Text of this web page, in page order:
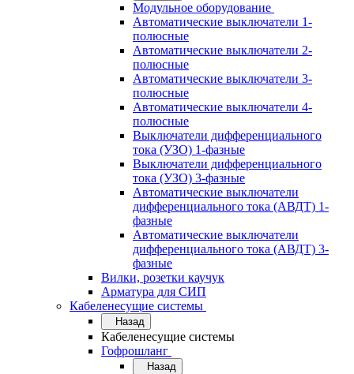
Модульное оборудование
Автоматические выключатели 1-
полюсные
Автоматические выключатели 2-
полюсные
Автоматические выключатели 3-
полюсные
Автоматические выключатели 4-
полюсные
Выключатели дифференциального
тока (УЗО) 1-фазные
Выключатели дифференциального
тока (УЗО) 3-фазные
Автоматические выключатели
дифференциального тока (АВДТ) 1-
фазные
Автоматические выключатели
дифференциального тока (АВДТ) 3-
фазные
Вилки, розетки каучук
Арматура для СИП
Кабеленесущие системы
Назад
Кабеленесущие системы
Гофрошланг
Назад